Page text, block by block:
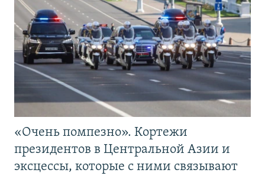
«Очень помпезно». Кортежи
президентов в Центральной Азии и
эксцессы, которые с ними связывают